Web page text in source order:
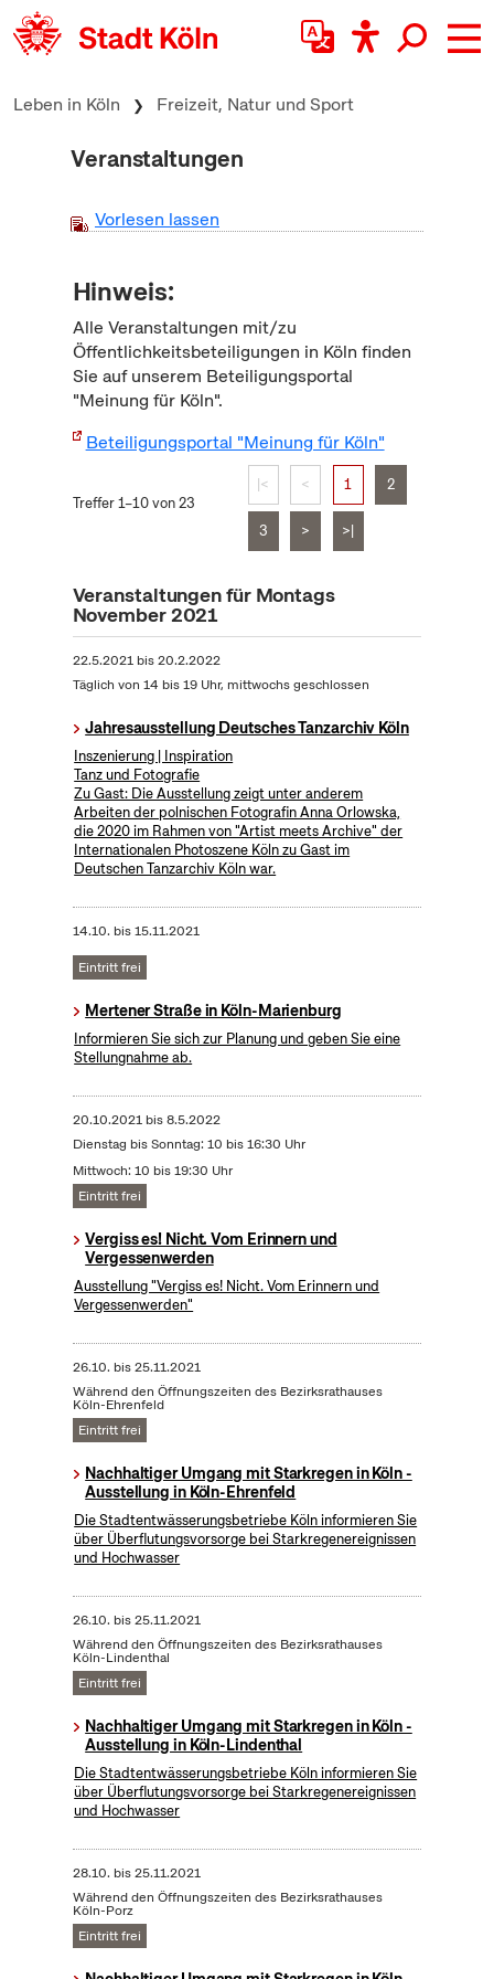
zum Inhalt springen
Leben in Köln Freizeit, Natur und Sport
Veranstaltungen
Vorlesen lassen
Hinweis:
Alle Veranstaltungen mit/zu
Öffentlichkeitsbeteiligungen in Köln finden
Sie auf unserem Beteiligungsportal
"Meinung für Köln".
Beteiligungsportal "Meinung für Köln"
Treffer 1–10 von 23
|< < 1 2
3 > >|
Veranstaltungen für Montags
November 2021
22.5.2021bis20.2.2022
Täglich von 14 bis 19 Uhr, mittwochs geschlossen
Jahresausstellung Deutsches Tanzarchiv Köln
Inszenierung | Inspiration
Tanz und Fotografie
Zu Gast: Die Ausstellung zeigt unter anderem
Arbeiten der polnischen Fotografin Anna Orlowska,
die 2020 im Rahmen von "Artist meets Archive" der
Internationalen Photoszene Köln zu Gast im
Deutschen Tanzarchiv Köln war.
14.10. bis15.11.2021
Eintritt frei
Mertener Straße in Köln-Marienburg
Informieren Sie sich zur Planung und geben Sie eine
Stellungnahme ab.
20.10.2021bis8.5.2022
Dienstag bis Sonntag: 10 bis 16:30 Uhr
Mittwoch: 10 bis 19:30 Uhr
Eintritt frei
Vergiss es! Nicht. Vom Erinnern und
Vergessenwerden
Ausstellung "Vergiss es! Nicht. Vom Erinnern und
Vergessenwerden"
26.10. bis25.11.2021
Während den Öffnungszeiten des Bezirksrathauses
Köln-Ehrenfeld
Eintritt frei
Nachhaltiger Umgang mit Starkregen in Köln -
Ausstellung in Köln-Ehrenfeld
Die Stadtentwässerungsbetriebe Köln informieren Sie
über Überflutungsvorsorge bei Starkregenereignissen
und Hochwasser
26.10. bis25.11.2021
Während den Öffnungszeiten des Bezirksrathauses
Köln-Lindenthal
Eintritt frei
Nachhaltiger Umgang mit Starkregen in Köln -
Ausstellung in Köln-Lindenthal
Die Stadtentwässerungsbetriebe Köln informieren Sie
über Überflutungsvorsorge bei Starkregenereignissen
und Hochwasser
28.10. bis25.11.2021
Während den Öffnungszeiten des Bezirksrathauses
Köln-Porz
Eintritt frei